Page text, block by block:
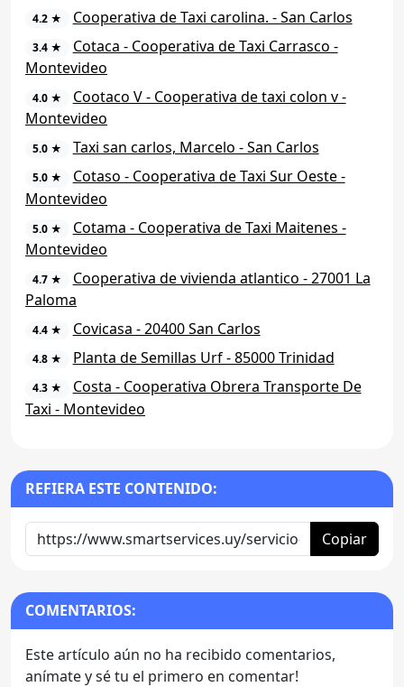
4.2 ★ Cooperativa de Taxi carolina. - San Carlos
3.4 ★
Cotaca - Cooperativa de Taxi Carrasco -
Montevideo
4.0 ★
Cootaco V - Cooperativa de taxi colon v -
Montevideo
5.0 ★ Taxi san carlos, Marcelo - San Carlos
5.0 ★
Cotaso - Cooperativa de Taxi Sur Oeste -
Montevideo
5.0 ★
Cotama - Cooperativa de Taxi Maitenes -
Montevideo
4.7 ★
Cooperativa de vivienda atlantico - 27001 La
Paloma
4.4 ★ Covicasa - 20400 San Carlos
4.8 ★ Planta de Semillas Urf - 85000 Trinidad
4.3 ★
Costa - Cooperativa Obrera Transporte De
Taxi - Montevideo
REFIERA ESTE CONTENIDO:
Copiar
COMENTARIOS:
Este artículo aún no ha recibido comentarios,
anímate y sé tu el primero en comentar!